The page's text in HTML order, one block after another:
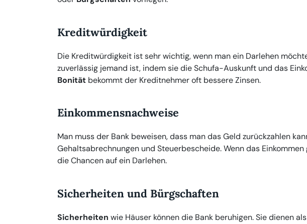
Kreditwürdigkeit
Die Kreditwürdigkeit ist sehr wichtig, wenn man ein Darlehen
zuverlässig jemand ist, indem sie die Schufa-Auskunft und das
Bonität bekommt der Kreditnehmer oft bessere Zinsen.
Einkommensnachweise
Man muss der Bank beweisen, dass man das Geld zurückzahlen
Gehaltsabrechnungen und Steuerbescheide. Wenn das
die Chancen auf ein Darlehen.
Sicherheiten und Bürgschaften
Sicherheiten wie Häuser können die Bank beruhigen. Sie dienen